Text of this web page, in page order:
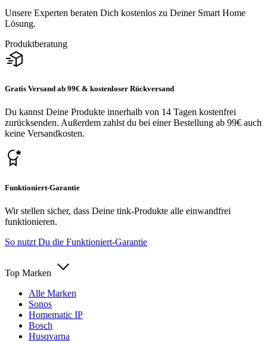
Unsere Experten beraten Dich kostenlos zu Deiner Smart Home
Lösung.
Produktberatung
Gratis Versand ab 99€ & kostenloser Rückversand
Du kannst Deine Produkte innerhalb von 14 Tagen kostenfrei
zurücksenden. Außerdem zahlst du bei einer Bestellung ab 99€ auch
keine Versandkosten.
Funktioniert-Garantie
Wir stellen sicher, dass Deine tink-Produkte alle einwandfrei
funktionieren.
So nutzt Du die Funktioniert-Garantie
Top Marken
Alle Marken
Sonos
Homematic IP
Bosch
Husqvarna